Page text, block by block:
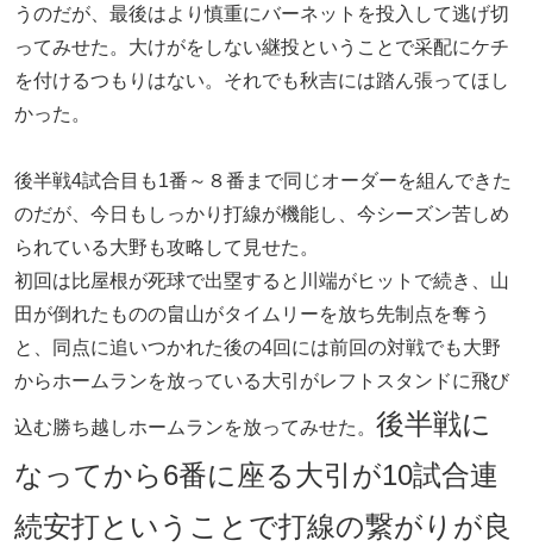
うのだが、最後はより慎重にバーネットを投入して逃げ切
ってみせた。大けがをしない継投ということで采配にケチ
を付けるつもりはない。それでも秋吉には踏ん張ってほし
かった。
後半戦4試合目も1番～８番まで同じオーダーを組んできた
のだが、今日もしっかり打線が機能し、今シーズン苦しめ
られている大野も攻略して見せた。
初回は比屋根が死球で出塁すると川端がヒットで続き、山
田が倒れたものの畠山がタイムリーを放ち先制点を奪う
と、同点に追いつかれた後の4回には前回の対戦でも大野
からホームランを放っている大引がレフトスタンドに飛び
込む勝ち越しホームランを放ってみせた。 後半戦に
なってから6番に座る大引が10試合連
続安打ということで打線の繋がりが良